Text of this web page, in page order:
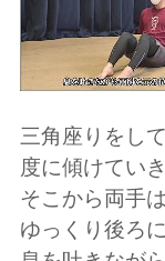
三角座りをし
度に傾けていき
そこから両手
ゆっくり後ろ